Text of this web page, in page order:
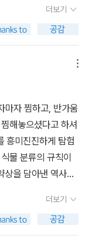
다. 미치오 슈스케
증인'의 해설을 보
혀 다른 슈스케의
재도전의 시간을
새벽 거리에서』의
. 히가시노 게이
은 스키장과 스노
'이다. 큰 기대가
은 건지. 문명비판
라 이스마엘』의 후
까지 비판하는 뛰어
다.『웃음』, 베르나
다고 한다. 아직 정
제 또 다른 시작인
다. 이미 그는 우리
이다. 가난 속에 잠
어느 날 찾아온 기
었다. 그 기사에서
급 사고 싶어졌다.
다. 그래서 '어찌 됐
며, 지금이 전부이고
감.그러니깐, 교보
을지 모르는 책을
보 <꽃으로 말해줘
대화하던 시대가
희망을 주었으며,
을 약속했다. 도덕
정도였던, 그래서
에 꽃은 연인들의 언
말하는 소녀가 있
더보기
마자 찜하고, 반가움
해놓으셨다고 하셔
흥미진진하게 탐험
물 분류의 규칙이
상을 담아낸 역사서
에피소드를 주로
'올해의 책'에 선정
사, 무엇보다 아리
더보기